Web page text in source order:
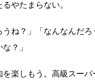
やたまらない。
うね？」「なんなんだ
？」
を楽しもう。高級スーパ